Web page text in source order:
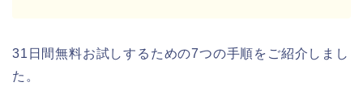
31日間無料お試しするための7つの手順をご紹介しまし
た。